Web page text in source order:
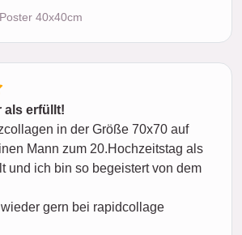
40x40cm
als erfüllt!
in der Größe 70x70 auf
Mann zum 20.Hochzeitstag als
und ich bin so begeistert von dem
gern bei rapidcollage